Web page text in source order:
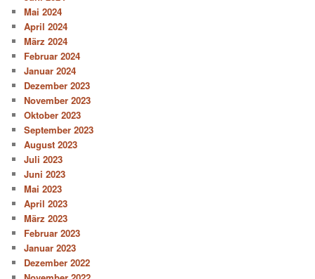
Mai 2024
April 2024
März 2024
Februar 2024
Januar 2024
Dezember 2023
November 2023
Oktober 2023
September 2023
August 2023
Juli 2023
Juni 2023
Mai 2023
April 2023
März 2023
Februar 2023
Januar 2023
Dezember 2022